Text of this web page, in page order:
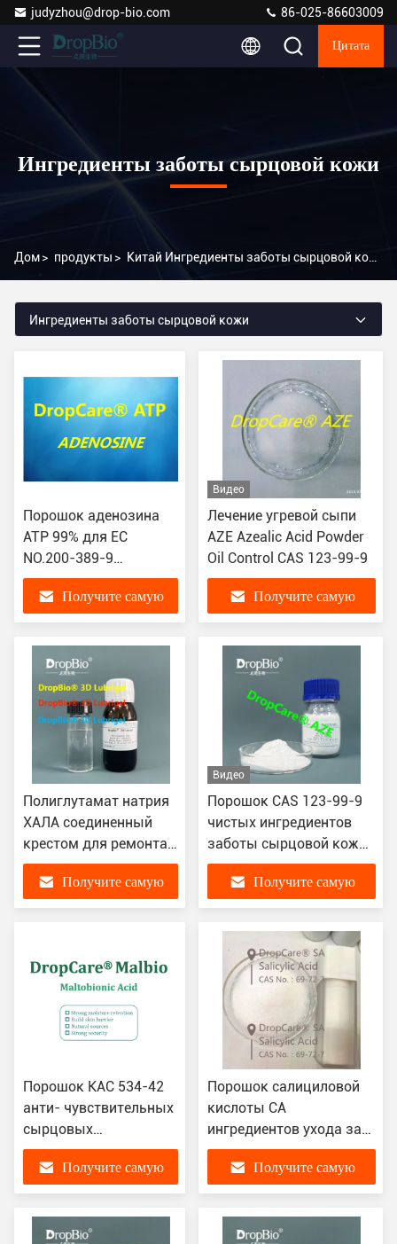
judyzhou@drop-bio.com 86-025-86603009
Цитата
Ингредиенты заботы сырцовой кожи
Дом> продукты > Китай Ингредиенты заботы сырцовой кожи
Ингредиенты заботы сырцовой кожи
Порошок аденозина
ATP 99% для EC
NO.200-389-9
Moisurizing CAS 58-61-
7 кожиПолучите самую
Видео
Лечение угревой сыпи
AZE Azealic Acid Powder
Oil Control CAS 123-99-9
Получите самую
Полиглутамат натрия
ХАЛА соединенный
крестом для ремонта
кожи Увлажняющий
КАС 28829-38-1
Получите самую
Видео
Порошок CAS 123-99-9
чистых ингредиентов
заботы сырцовой кожи
Azelaic
Получите самую
Порошок КАС 534-42
анти- чувствительных
сырцовых
ингредиентов ухода за
кожей Малтобионовая
кислота 95%
Получите самую
Порошок салициловой
кислоты СА
ингредиентов ухода за
кожей КАС 69-72-7
сырцовый для заботы
угорь
Получите самую